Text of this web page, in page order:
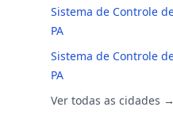
Sistema de Controle
PA
Sistema de Controle
PA
Ver todas as cidades →